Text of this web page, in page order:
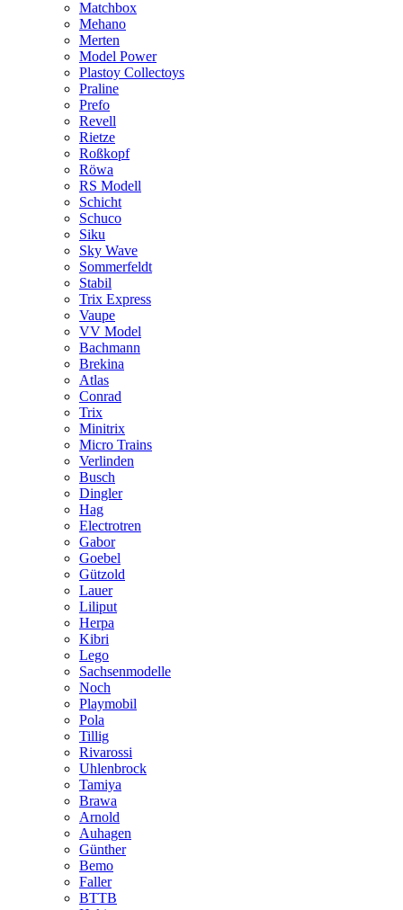
Matchbox
Mehano
Merten
Model Power
Plastoy Collectoys
Praline
Prefo
Revell
Rietze
Roßkopf
Röwa
RS Modell
Schicht
Schuco
Siku
Sky Wave
Sommerfeldt
Stabil
Trix Express
Vaupe
VV Model
Bachmann
Brekina
Atlas
Conrad
Trix
Minitrix
Micro Trains
Verlinden
Busch
Dingler
Hag
Electrotren
Gabor
Goebel
Gützold
Lauer
Liliput
Herpa
Kibri
Lego
Sachsenmodelle
Noch
Playmobil
Pola
Tillig
Rivarossi
Uhlenbrock
Tamiya
Brawa
Arnold
Auhagen
Günther
Bemo
Faller
BTTB